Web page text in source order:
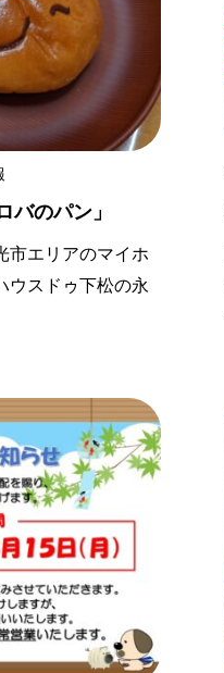
バのパン」
市エリアのマイホ
ウスドゥ下松の永